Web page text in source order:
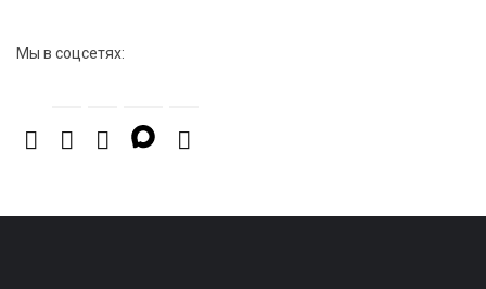
Мы в соцсетях: